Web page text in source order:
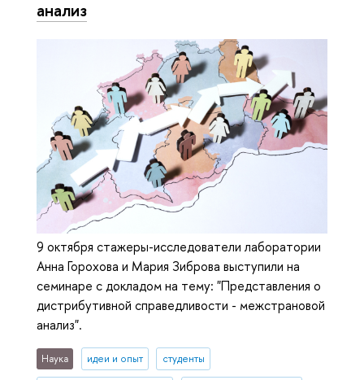
анализ
9 октября стажеры-исследователи лаборатории
Анна Горохова и Мария Зиброва выступили на
семинаре с докладом на тему: "Представления о
дистрибутивной справедливости - межстрановой
анализ".
Наука идеи и опыт студенты